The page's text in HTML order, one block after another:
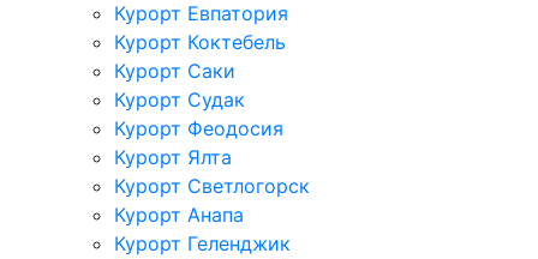
Курорт Евпатория
Курорт Коктебель
Курорт Саки
Курорт Судак
Курорт Феодосия
Курорт Ялта
Курорт Светлогорск
Курорт Анапа
Курорт Геленджик